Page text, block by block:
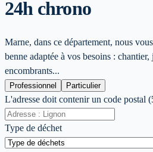
24h chrono
Marne, dans ce département, nous
benne adaptée à vos besoins :
encombrants...
Professionnel Particulier
L'adresse doit contenir un code postal
Type de déchet